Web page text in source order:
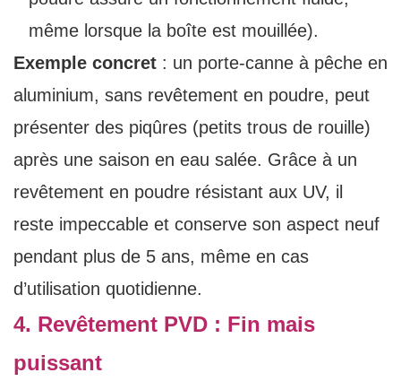
même lorsque la boîte est mouillée).
Exemple concret : un porte-canne à pêche en
aluminium, sans revêtement en poudre, peut
présenter des piqûres (petits trous de rouille)
après une saison en eau salée. Grâce à un
revêtement en poudre résistant aux UV, il
reste impeccable et conserve son aspect neuf
pendant plus de 5 ans, même en cas
d’utilisation quotidienne.
4. Revêtement PVD : Fin mais
puissant